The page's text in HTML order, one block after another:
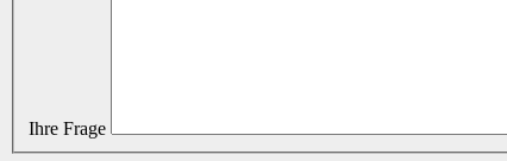
Ihre Frage